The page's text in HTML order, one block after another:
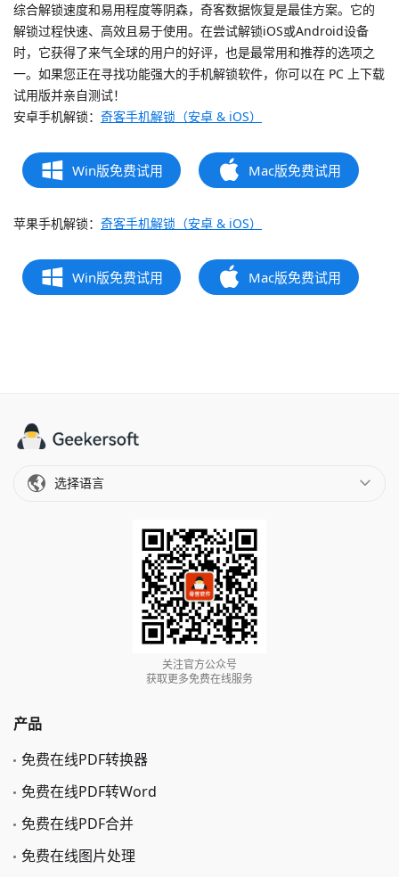
综合解锁速度和易用程度等阴森，奇客数据恢复是最佳方案。它的
解锁过程快速、高效且易于使用。在尝试解锁iOS或Android设备
时，它获得了来气全球的用户的好评，也是最常用和推荐的选项之
一。如果您正在寻找功能强大的手机解锁软件，你可以在 PC 上下载
试用版并亲自测试！
安卓手机解锁： 奇客手机解锁（安卓 & iOS）
Win版免费试用 Mac版免费试用
苹果手机解锁： 奇客手机解锁（安卓 & iOS）
Win版免费试用 Mac版免费试用
选择语言
关注官方公众号
获取更多免费在线服务
产品
免费在线PDF转换器
免费在线PDF转Word
免费在线PDF合并
免费在线图片处理